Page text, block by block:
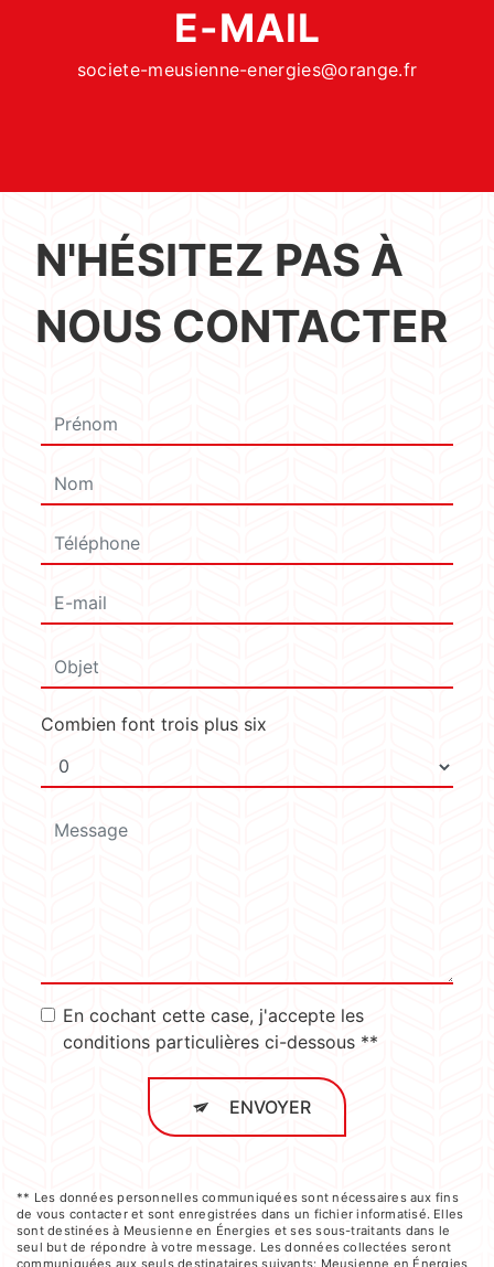
E-MAIL
societe-meusienne-energies@orange.fr
N'HÉSITEZ PAS À
NOUS CONTACTER
Combien font trois plus six
En cochant cette case, j'accepte les
conditions particulières ci-dessous **
ENVOYER
** Les données personnelles communiquées sont nécessaires aux fins
de vous contacter et sont enregistrées dans un fichier informatisé. Elles
sont destinées à Meusienne en Énergies et ses sous-traitants dans le
seul but de répondre à votre message. Les données collectées seront
communiquées aux seuls destinataires suivants: Meusienne en Énergies